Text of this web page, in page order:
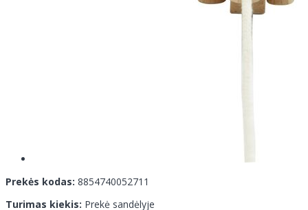
Prekės kodas: 8854740052711
Turimas kiekis: Prekė sandėlyje